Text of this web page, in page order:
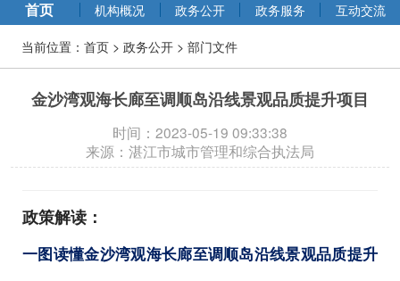
首页 机构概况 政务公开 政务服务 互动交流
当前位置： 首页> 政务公开> 部门文件
金沙湾观海长廊至调顺岛沿线景观品质提升项目
时间：2023-05-19 09:33:38
来源：湛江市城市管理和综合执法局
政策解读：
一图读懂金沙湾观海长廊至调顺岛沿线景观品质提升